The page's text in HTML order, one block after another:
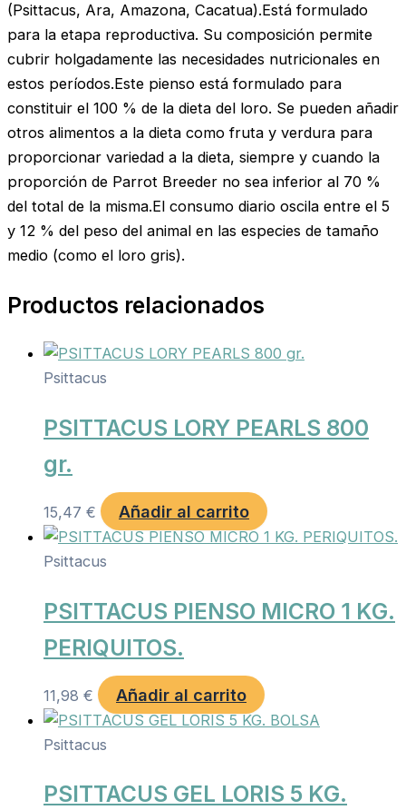
(Psittacus, Ara, Amazona, Cacatua).Está formulado
para la etapa reproductiva. Su composición permite
cubrir holgadamente las necesidades nutricionales en
estos períodos.Este pienso está formulado para
constituir el 100 % de la dieta del loro. Se pueden añadir
otros alimentos a la dieta como fruta y verdura para
proporcionar variedad a la dieta, siempre y cuando la
proporción de Parrot Breeder no sea inferior al 70 %
del total de la misma.El consumo diario oscila entre el 5
y 12 % del peso del animal en las especies de tamaño
medio (como el loro gris).
Productos relacionados
Psittacus
PSITTACUS LORY PEARLS 800
gr.
15,47 € Añadir al carrito
Psittacus
PSITTACUS PIENSO MICRO 1 KG.
PERIQUITOS.
11,98 € Añadir al carrito
Psittacus
PSITTACUS GEL LORIS 5 KG.